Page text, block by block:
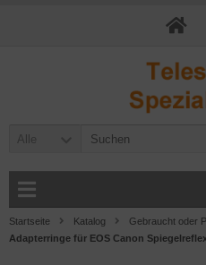
Alle
Startseite Katalog Gebraucht oder
Adapterringe für EOS Canon